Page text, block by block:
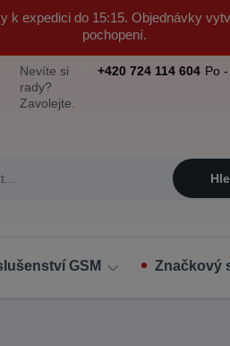
expedici do 15:15. Objednávky
pochopení.
Nevíte si
rady?
Zavolejte.
+420 724 114 604 Po
GSM Značkový